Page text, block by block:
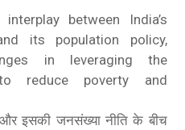
between India’s
its population policy,
in leveraging the
reduce poverty and
इसकी जनसंख्या नीति के बीच